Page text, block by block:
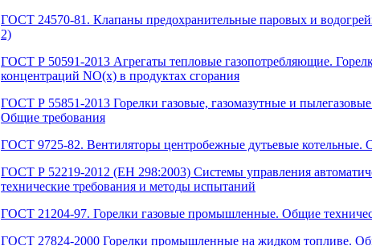
ГОСТ 24570-81. Клапаны предохранительные паровых и
2)
ГОСТ Р 50591-2013 Агрегаты тепловые газопотребляющие.
концентраций NO(x) в продуктах сгорания
ГОСТ Р 55851-2013 Горелки газовые, газомазутные и
Общие требования
ГОСТ 9725-82. Вентиляторы центробежные дутьевые котельные.
ГОСТ Р 52219-2012 (ЕН 298:2003) Системы управления
технические требования и методы испытаний
ГОСТ 21204-97. Горелки газовые промышленные. Общие
ГОСТ 27824-2000 Горелки промышленные на жидком топливе.